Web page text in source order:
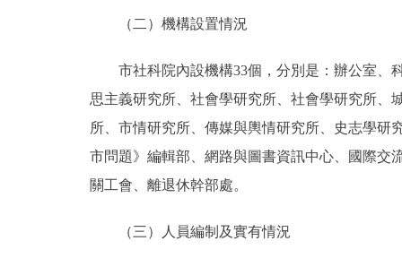
（二）機構設置情況
市社科院內設機構33個，分別是：辦公室、
思主義研究所、社會學研究所、社會學研究所、
所、市情研究所、傳媒與輿情研究所、史志學
市問題》編輯部、網路與圖書資訊中心、國際交
關工會、離退休幹部處。
（三）人員編制及實有情況